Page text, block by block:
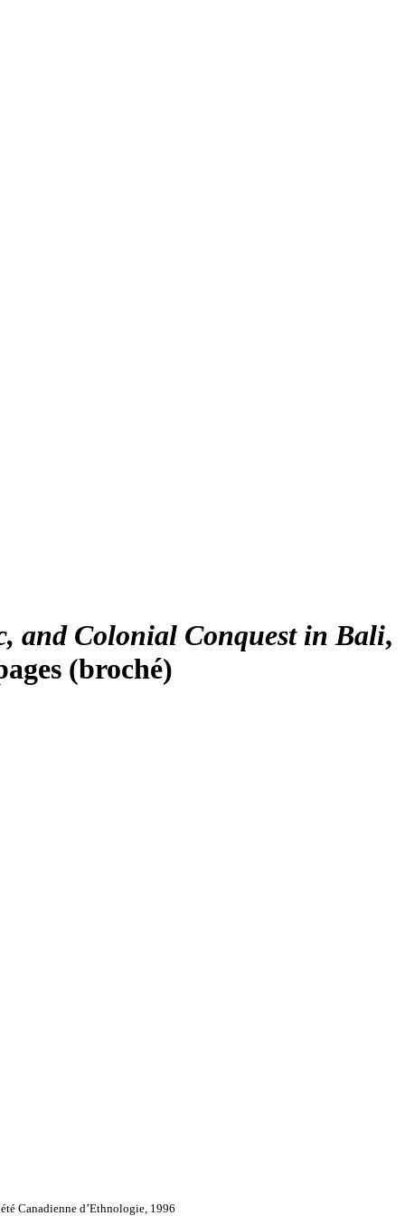
and Colonial Conquest in Bali,
(broché)
Canadienne d’Ethnologie, 1996